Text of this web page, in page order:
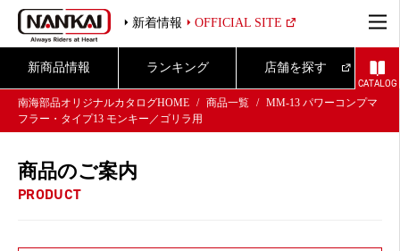
新着情報 OFFICIAL SITE
新商品情報 ランキング 店舗を探す
CATALOG
南海部品オリジナルカタログHOME
商品一覧
MM-13 パワーコンプマ
フラー・タイプ13 モンキー／ゴリラ用
商品のご案内
PRODUCT